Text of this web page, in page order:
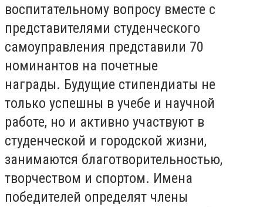
воспитательному вопросу вместе с
представителями студенческого
самоуправления представили 70
номинантов на почетные
награды. Будущие стипендиаты не
только успешны в учебе и научной
работе, но и активно участвуют в
студенческой и городской жизни,
занимаются благотворительностью,
творчеством и спортом. Имена
победителей определят члены